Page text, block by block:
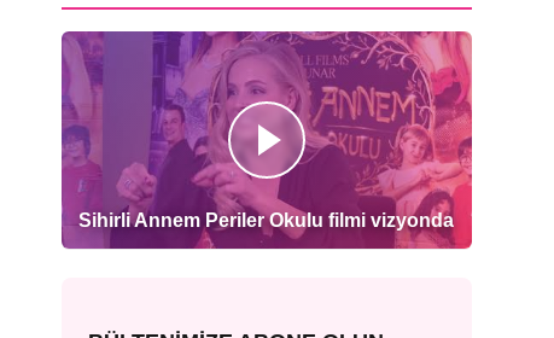
Sihirli Annem Periler Okulu filmi vizyonda